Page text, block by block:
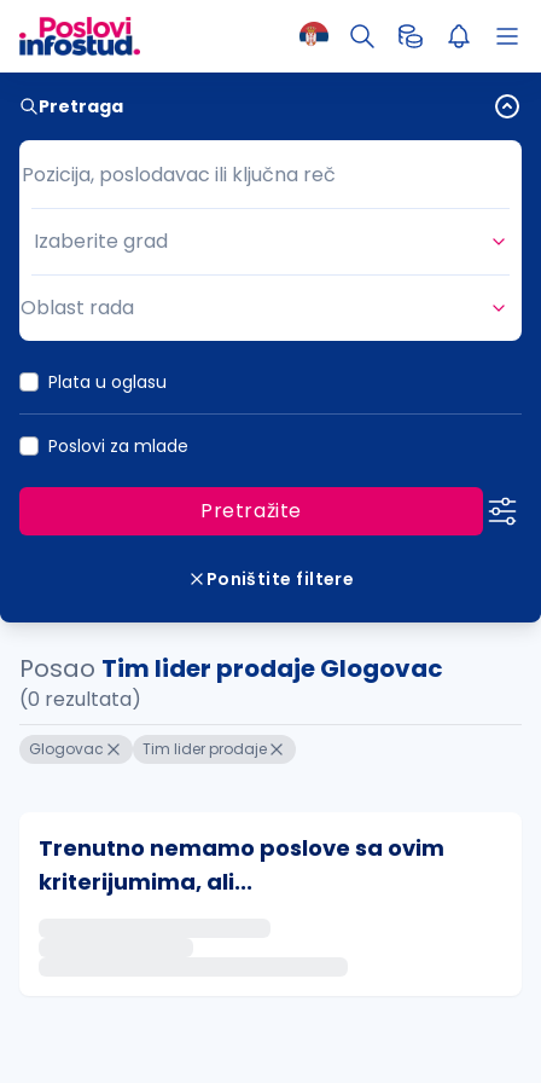
Pretraga
Pozicija, poslodavac ili ključna reč
Pozicija, poslodavac ili ključna reč
Grad
Izaberite grad
Oblast rada
Plata u oglasu
Poslovi za mlade
Pretražite
Poništite filtere
Posao Tim lider prodaje Glogovac
(0 rezultata)
Glogovac Tim lider prodaje
Trenutno nemamo poslove sa ovim
kriterijumima, ali...